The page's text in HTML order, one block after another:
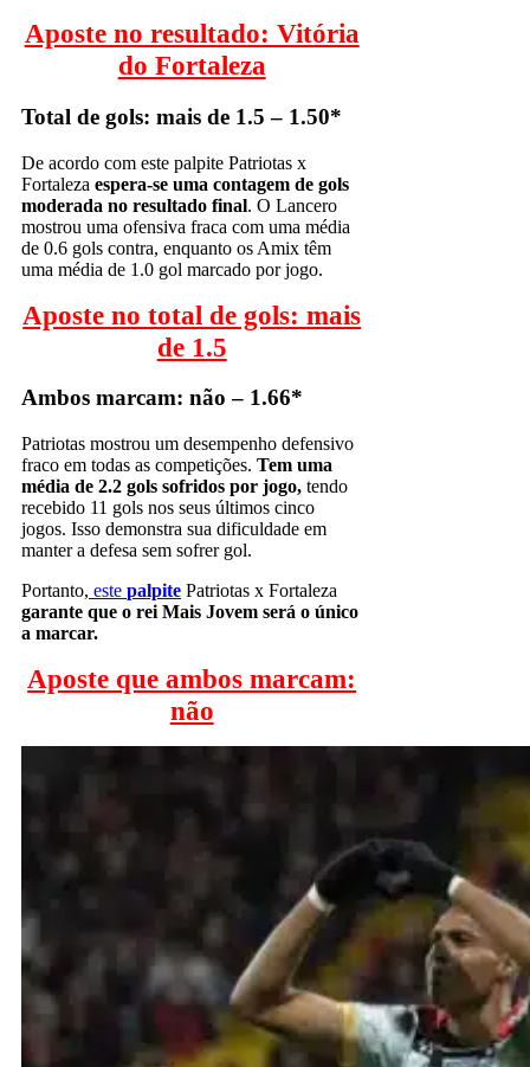
Aposte no resultado: Vitória
do Fortaleza
Total de gols: mais de 1.5 – 1.50*
De acordo com este palpite Patriotas x
Fortaleza espera-se uma contagem de gols
moderada no resultado final. O Lancero
mostrou uma ofensiva fraca com uma média
de 0.6 gols contra, enquanto os Amix têm
uma média de 1.0 gol marcado por jogo.
Aposte no total de gols: mais
de 1.5
Ambos marcam: não – 1.66*
Patriotas mostrou um desempenho defensivo
fraco em todas as competições. Tem uma
média de 2.2 gols sofridos por jogo, tendo
recebido 11 gols nos seus últimos cinco
jogos. Isso demonstra sua dificuldade em
manter a defesa sem sofrer gol.
Portanto, este palpite Patriotas x Fortaleza
garante que o rei Mais Jovem será o único
a marcar.
Aposte que ambos marcam:
não